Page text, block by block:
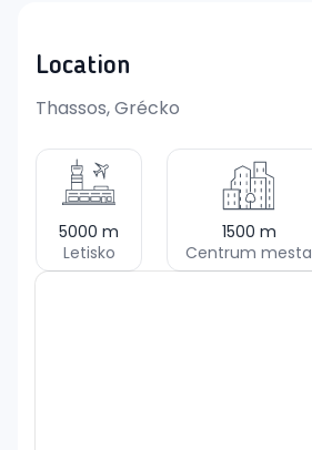
Location
Thassos, Grécko
5000 m
Letisko
1500 m
Centrum mesta